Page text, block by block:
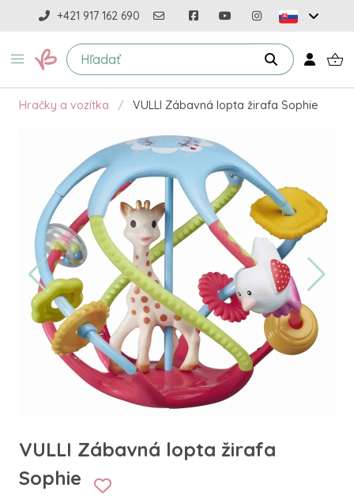
+421 917 162 690
Hračky a vozítka VULLI Zábavná lopta žirafa Sophie
VULLI Zábavná lopta žirafa
Sophie